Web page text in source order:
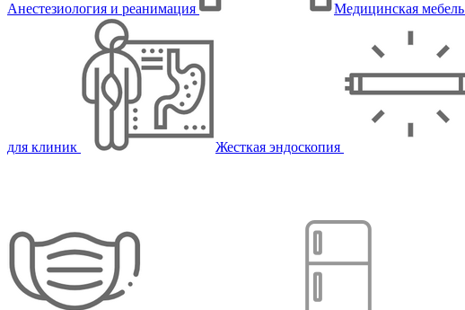
Анестезиология и реанимация Медицинская мебель
для клиник Жесткая эндоскопия